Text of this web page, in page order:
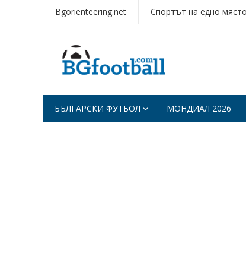
Bgorienteering.net Спортът на едно място
БЪЛГАРСКИ ФУТБОЛ МОНДИАЛ 2026